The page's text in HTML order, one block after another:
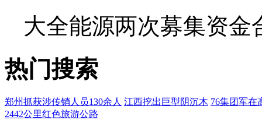
大全能源两次募集资金
热门搜索
郑州抓获涉传销人员130余人 江西挖出巨型阴沉木 76集团军在
2442公里红色旅游公路